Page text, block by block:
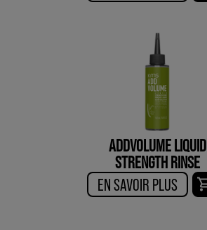
ADDVOLUME LIQUID
STRENGTH RINSE
EN SAVOIR PLUS